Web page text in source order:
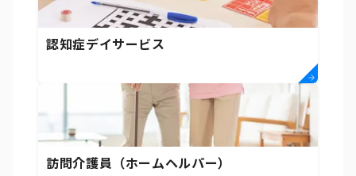
認知症デイサービス
訪問介護員（ホームヘルパー）